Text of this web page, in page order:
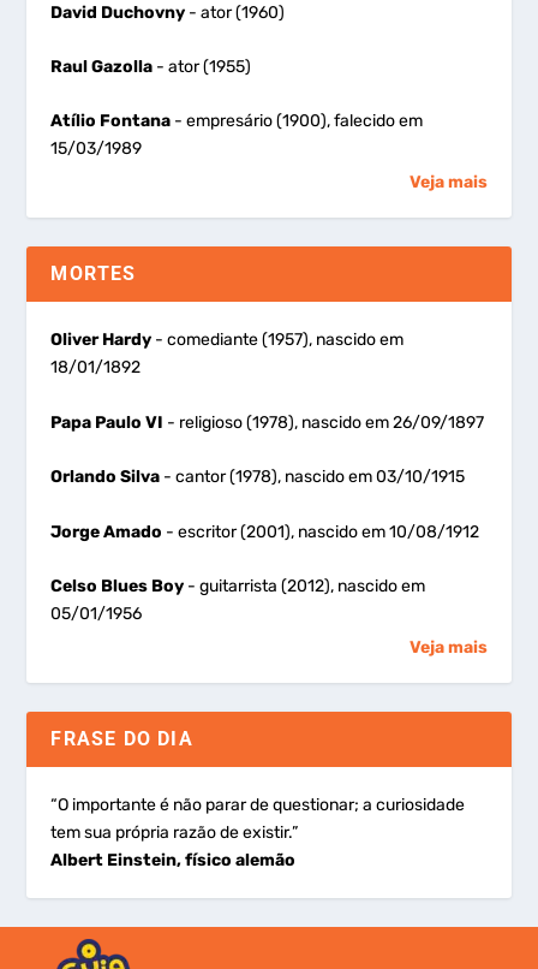
David Duchovny - ator (1960)
Raul Gazolla - ator (1955)
Atílio Fontana - empresário (1900), falecido em
15/03/1989
Veja mais
MORTES
Oliver Hardy - comediante (1957), nascido em
18/01/1892
Papa Paulo VI - religioso (1978), nascido em 26/09/1897
Orlando Silva - cantor (1978), nascido em 03/10/1915
Jorge Amado - escritor (2001), nascido em 10/08/1912
Celso Blues Boy - guitarrista (2012), nascido em
05/01/1956
Veja mais
FRASE DO DIA
“O importante é não parar de questionar; a curiosidade
tem sua própria razão de existir.”
Albert Einstein, físico alemão